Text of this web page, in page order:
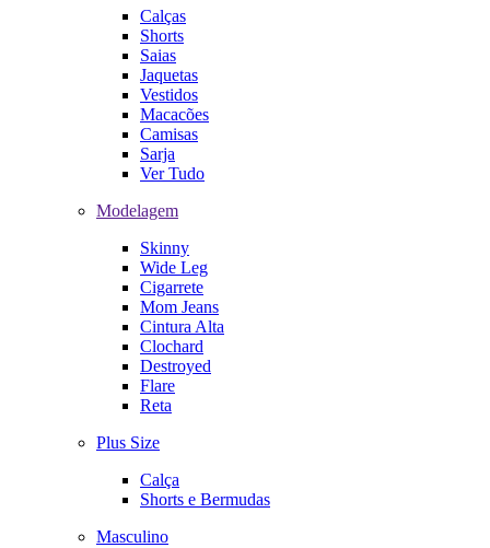
Calças
Shorts
Saias
Jaquetas
Vestidos
Macacões
Camisas
Sarja
Ver Tudo
Modelagem
Skinny
Wide Leg
Cigarrete
Mom Jeans
Cintura Alta
Clochard
Destroyed
Flare
Reta
Plus Size
Calça
Shorts e Bermudas
Masculino